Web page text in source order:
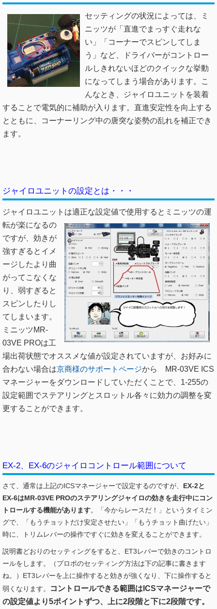
セッティングの状況によっては、ミ
ニッツが「直進でまっすぐ走れな
い」「コーナーでスピンしてしま
う」など、ドライバーがコントロー
ルしきれないほどのクイックな挙動
になってしまう 場合があります。こ
んなとき、ジャイロユニットを装着
することで電気的に補助が入ります。直進安定性を向上する
とともに、コーナーリング中の唐突な姿勢の乱れを補正でき
ます。
ジャイロユニットの設定とは・・・
ジャイロユニットは適正な設定値で使用すると ミニッツの運
転が楽になるの
ですが、効きが
強すぎるとイメ
ージしたより曲
がってこなくな
り、弱すぎると
スピンしたりし
てしまいます。
ミニッツMR-
03VE PROは工
場出荷状態でオススメな値が設定されていますが、お好みに
合わない場合は京商様のサポートページから MR-03VE ICS
マネージャーをダウンロードしていただくことで、1-255の
設定範囲でステアリングとスロットル各々に効力の調整を変
更することができます。
EX-2、EX-6のジャイロコントロール範囲について
さて、通常は上記のICSマネージャーで設定するのですが、 EX-2と
EX-6はMR-03VE PROのステアリングジャイロの効きを走行中にコン
トロールする機能があります。「今からレースだ！」というタイミン
グで、「もうチョットだけ安定させたい」「もうチョット曲げたい」
時に、トリムレバーの操作ですぐに効きを変えることができます。
説明書どおりのセッティングをすると、ET3レバーで効きのコントロ
ールをします。（プロポのセッティング方法は下の記事に書きます
ね。）ET3レバーを上に操作すると効きが強くなり、下に操作すると
弱くなります。
コントロールできる範囲はICSマネージャーで
の設定値より5ポイントずつ、上に2段階と下に2段階です。